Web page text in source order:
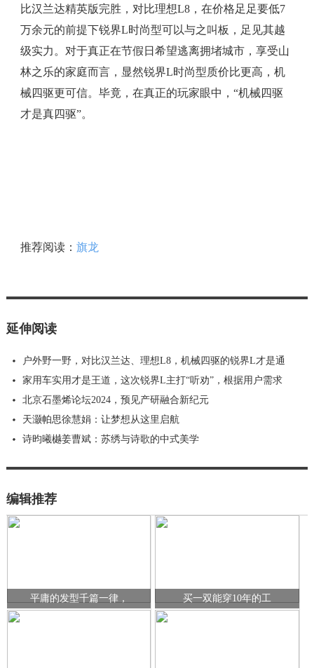
比汉兰达精英版完胜，对比理想L8，在价格足足要低7
万余元的前提下锐界L时尚型可以与之叫板，足见其越
级实力。对于真正在节假日希望逃离拥堵城市，享受山
林之乐的家庭而言，显然锐界L时尚型质价比更高，机
械四驱更可信。毕竟，在真正的玩家眼中，“机械四驱
才是真四驱”。
推荐阅读： 旗龙
延伸阅读
户外野一野，对比汉兰达、理想L8，机械四驱的锐界L才是通
家用车实用才是王道，这次锐界L主打“听劝”，根据用户需求
北京石墨烯论坛2024，预见产研融合新纪元
天灏帕思徐慧娟：让梦想从这里启航
诗昀曦樾姜曹斌：苏绣与诗歌的中式美学
编辑推荐
平庸的发型千篇一律， 买一双能穿10年的工